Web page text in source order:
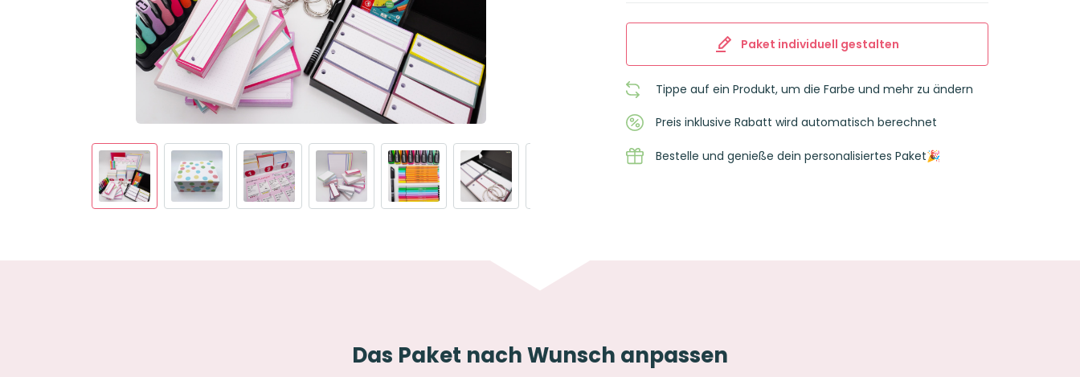
Paket individuell gestalten
Tippe auf ein Produkt, um die Farbe und mehr zu ändern
Preis inklusive Rabatt wird automatisch berechnet
Bestelle und genieße dein personalisiertes Paket🎉
Das Paket nach Wunsch anpassen